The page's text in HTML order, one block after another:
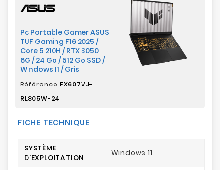
Pc Portable Gamer ASUS
TUF Gaming F16 2025 /
Core 5 210H / RTX 3050
6G / 24 Go / 512 Go SSD /
Windows 11 / Gris
Référence FX607VJ-
RL805W-24
FICHE TECHNIQUE
SYSTÈME
D'EXPLOITATION
Windows 11